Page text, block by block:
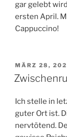
gar gelebt
ersten April.
Cappuccino!
AM
MÄRZ 28,
Ich stelle in
guter Ort ist.
nervtötend.